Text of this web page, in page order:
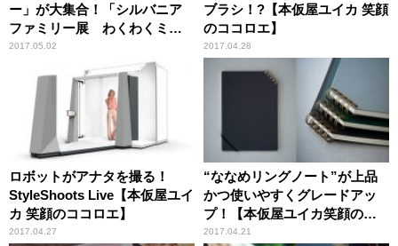
ー」が大集合！「シルバニア
ファミリー展 わくわくミュ
ージアム2017 in横浜人形の
家」【本仮屋ユイカ 笑顔のコ
コロエ】
2017.05.02
ブラシ！?【本仮屋ユイカ 笑顔
のココロエ】
2017.04.28
ロボットがアナタを撮る！
StyleShoots Live【本仮屋ユイ
カ 笑顔のココロエ】
2017.04.27
“ななめリングノート”が上品
かつ使いやすくグレードアッ
プ！【本仮屋ユイカ笑顔のコ
コロエ】
2017.04.21